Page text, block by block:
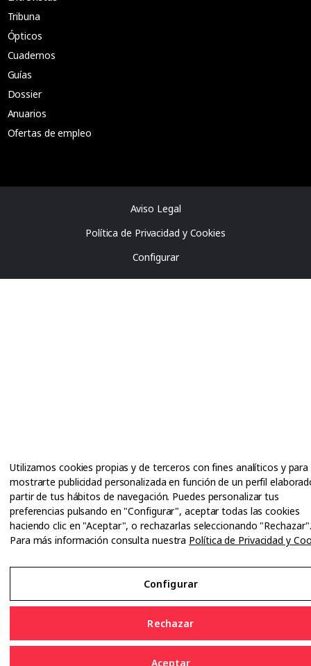
Tribuna
Ópticos
Cuadernos
Guías
Dossier
Anuarios
Ofertas de empleo
Utilizamos cookies propias y de terceros con fines analíticos y para
mostrarte publicidad personalizada en función de un perfil
partir de tus hábitos de navegación. Puedes personalizar tus
preferencias pulsando en "Configurar", aceptar todas las cookies
haciendo clic en "Aceptar", o rechazarlas seleccionando
Para más información consulta nuestra Política de Privacidad y
Configurar
Rechazar
Aceptar
Aviso Legal
Política de Privacidad y Cookies
Configurar